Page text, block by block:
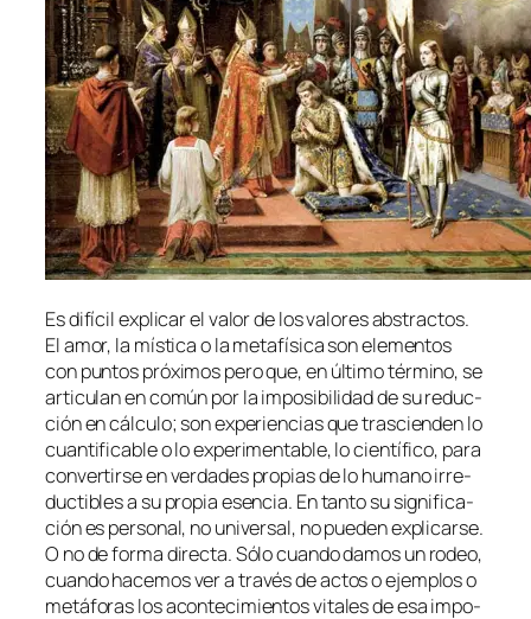
Es di­fí­cil ex­pli­car el va­lor de los va­lo­res abs­trac­tos.
El amor, la mís­ti­ca o la me­ta­fí­si­ca son ele­men­tos
con pun­tos pró­xi­mos pe­ro que, en úl­ti­mo tér­mino, se
ar­ti­cu­lan en co­mún por la im­po­si­bi­li­dad de su re­duc­
ción en cálcu­lo; son ex­pe­rien­cias que tras­cien­den lo
cuan­ti­fi­ca­ble o lo ex­pe­ri­men­ta­ble, lo cien­tí­fi­co, pa­ra
con­ver­tir­se en ver­da­des pro­pias de lo hu­mano irre­
duc­ti­bles a su pro­pia esen­cia. En tan­to su sig­ni­fi­ca­
ción es per­so­nal, no uni­ver­sal, no pue­den ex­pli­car­se.
O no de for­ma di­rec­ta. Sólo cuan­do da­mos un ro­deo,
cuan­do ha­ce­mos ver a tra­vés de ac­tos o ejem­plos o
me­tá­fo­ras los acon­te­ci­mien­tos vi­ta­les de esa im­po­